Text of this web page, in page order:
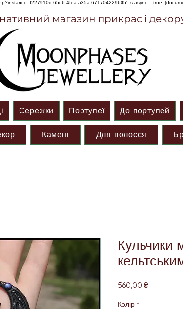
65e6-4fea-a35a-671704229605'; s.async = true;
магазин прикрас і
Сережки Портупеї До портупей
Камені Для волосся
Кульчики
560,00 ₴Ціна
Колір *